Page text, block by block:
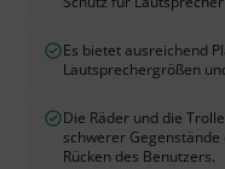
Es bietet ausreichend
Lautsprechergrößen
Die Räder und die
schwerer
Rücken des Benutzers.